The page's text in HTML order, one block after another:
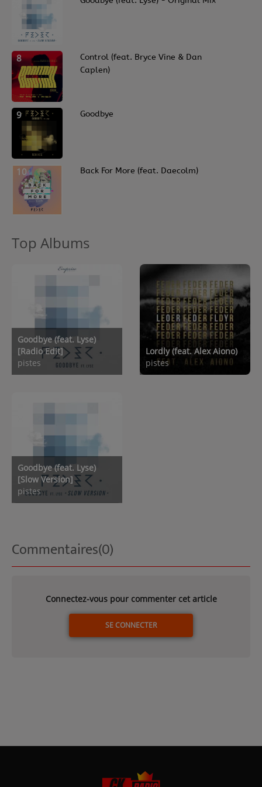
8
Control (feat. Bryce Vine & Dan
Caplen)
9 Goodbye
10 Back For More (feat. Daecolm)
Top Albums
Goodbye (feat. Lyse)
[Radio Edit]
pistes
Lordly (feat. Alex Aiono)
pistes
Goodbye (feat. Lyse)
[Slow Version]
pistes
Commentaires(0)
Connectez-vous pour commenter cet article
SE CONNECTER